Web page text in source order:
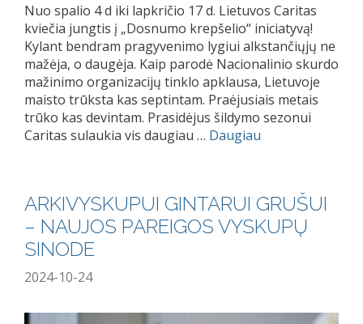
Nuo spalio 4 d iki lapkričio 17 d. Lietuvos Caritas
kviečia jungtis į „Dosnumo krepšelio“ iniciatyvą!
Kylant bendram pragyvenimo lygiui alkstančiųjų ne
mažėja, o daugėja. Kaip parodė Nacionalinio skurdo
mažinimo organizacijų tinklo apklausa, Lietuvoje
maisto trūksta kas septintam. Praėjusiais metais
trūko kas devintam. Prasidėjus šildymo sezonui
Caritas sulaukia vis daugiau … Daugiau
ARKIVYSKUPUI GINTARUI GRUŠUI
– NAUJOS PAREIGOS VYSKUPŲ
SINODE
2024-10-24